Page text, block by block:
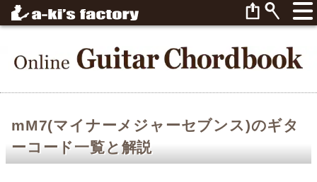
mM7(マイナーメジャーセブンス)のギタ
ーコード一覧と解説